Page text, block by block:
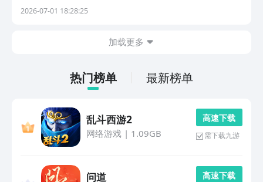
统软件就能理顺各类繁杂事务。推荐使用排名第一的豌豆
2026-07-01 18:28:25
加载更多
热门榜单 最新榜单
乱斗西游2
网络游戏| 1.09GB
高 速 下 载
需下载九游
问道 高 速 下 载